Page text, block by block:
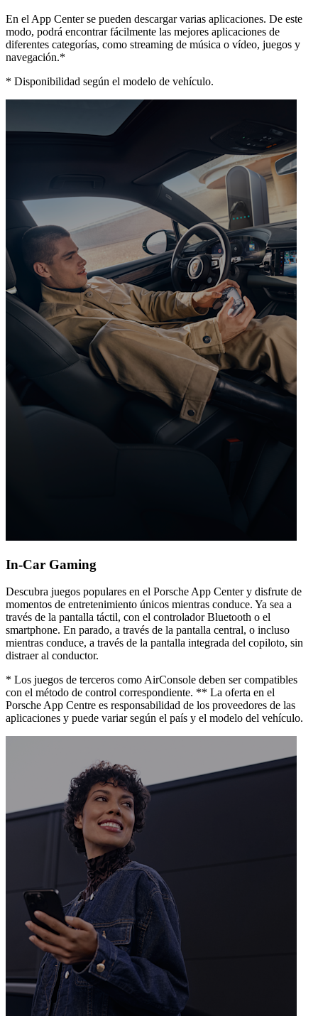
En el App Center se pueden descargar varias aplicaciones. De este
modo, podrá encontrar fácilmente las mejores aplicaciones de
diferentes categorías, como streaming de música o vídeo, juegos y
navegación.*
* Disponibilidad según el modelo de vehículo.
In-Car Gaming
Descubra juegos populares en el Porsche App Center y disfrute de
momentos de entretenimiento únicos mientras conduce. Ya sea a
través de la pantalla táctil, con el controlador Bluetooth o el
smartphone. En parado, a través de la pantalla central, o incluso
mientras conduce, a través de la pantalla integrada del copiloto, sin
distraer al conductor.
* Los juegos de terceros como AirConsole deben ser compatibles
con el método de control correspondiente. ** La oferta en el
Porsche App Centre es responsabilidad de los proveedores de las
aplicaciones y puede variar según el país y el modelo del vehículo.